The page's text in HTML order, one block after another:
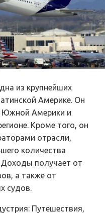
из крупнейших
Америке. Он
Южной Америки и
Кроме того, он
отрасли,
количества
Доходы получает от
а также от
судов.
Путешествия,